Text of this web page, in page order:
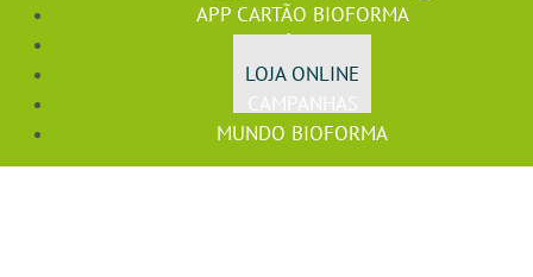
APP CARTÃO BIOFORMA
LOJA ONLINE
MUNDO BIOFORMA